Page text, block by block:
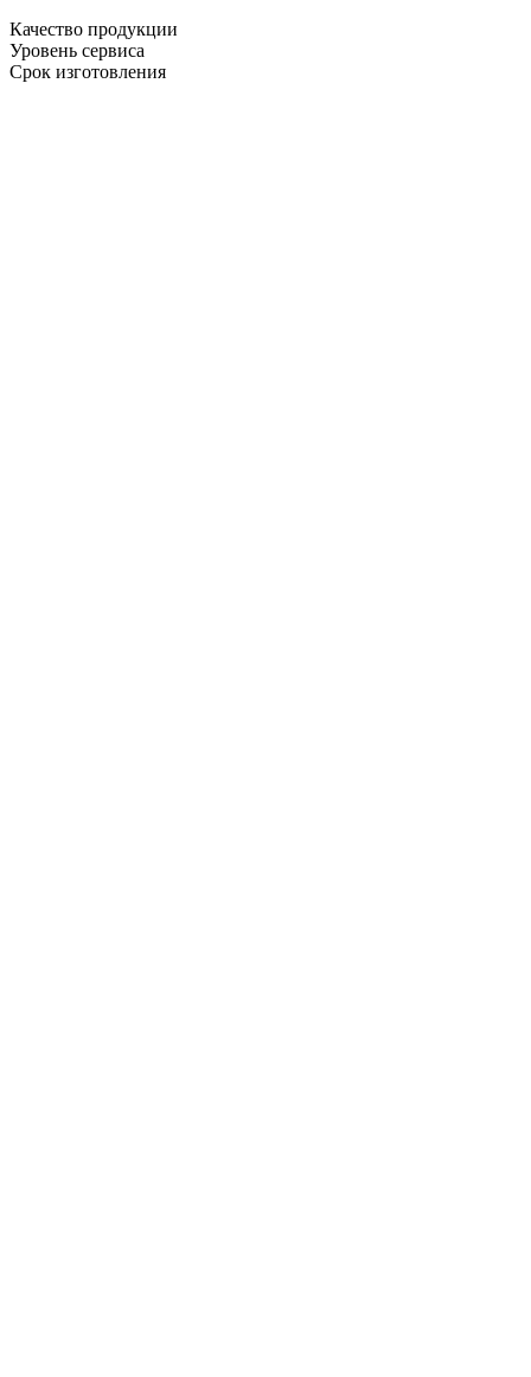
Качество продукции
Уровень сервиса
Срок изготовления